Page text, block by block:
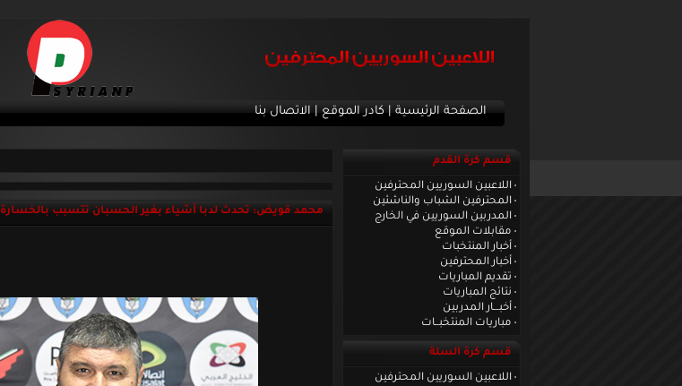
الصفحة الرئيسية|كادر الموقع|الاتصال بنا
قسم كرة القدم
اللاعبين السوريين المحترفين
المحترفين الشباب والناشئين
المدربين السوريين في الخارج
مقابلات الموقع
أخبار المنتخبات
أخبار المحترفين
تقديم المباريات
نتائج المباريات
أخبـــار المدربين
مباريات المنتخبــات
قسم كرة السلة
اللاعبين السوريين المحترفين
محمد قويض: تحدث لدبا أشياء بغير الحسبان تتسبب بالخسارة